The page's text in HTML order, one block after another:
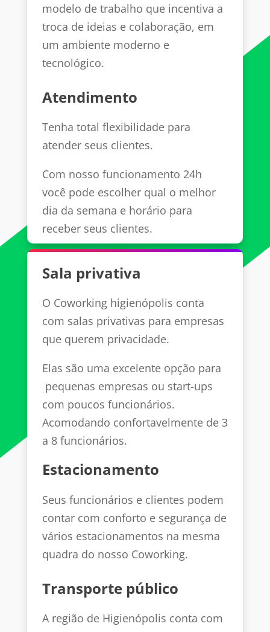
modelo de trabalho que incentiva a
troca de ideias e colaboração, em
um ambiente moderno e
tecnológico.
Atendimento
Tenha total flexibilidade para
atender seus clientes.
Com nosso funcionamento 24h
você pode escolher qual o melhor
dia da semana e horário para
receber seus clientes.
Sala privativa
O Coworking higienópolis conta
com salas privativas para empresas
que querem privacidade.
Elas são uma excelente opção para
pequenas empresas ou start-ups
com poucos funcionários.
Acomodando confortavelmente de 3
a 8 funcionários.
Estacionamento
Seus funcionários e clientes podem
contar com conforto e segurança de
vários estacionamentos na mesma
quadra do nosso Coworking.
Transporte público
A região de Higienópolis conta com